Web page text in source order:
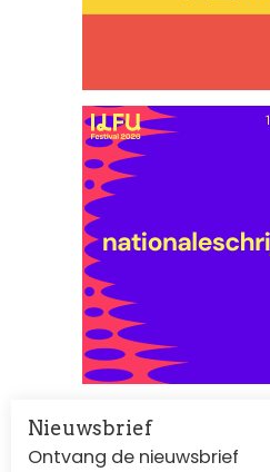
Nieuwsbrief
Ontvang de nieuwsbrief